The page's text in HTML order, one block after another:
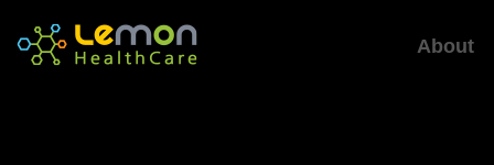
About